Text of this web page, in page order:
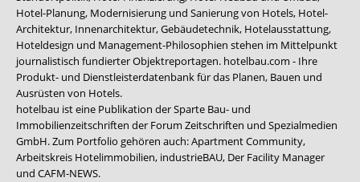
Hotel-Planung, Modernisierung und Sanierung von Hotels, Hotel-
Architektur, Innenarchitektur, Gebäudetechnik, Hotelausstattung,
Hoteldesign und Management-Philosophien stehen im Mittelpunkt
journalistisch fundierter Objektreportagen. hotelbau.com - Ihre
Produkt- und Dienstleisterdatenbank für das Planen, Bauen und
Ausrüsten von Hotels.
hotelbau ist eine Publikation der Sparte Bau- und
Immobilienzeitschriften der Forum Zeitschriften und Spezialmedien
GmbH. Zum Portfolio gehören auch:Apartment Community,
Arbeitskreis Hotelimmobilien, industrieBAU, Der Facility Manager
und CAFM-NEWS.